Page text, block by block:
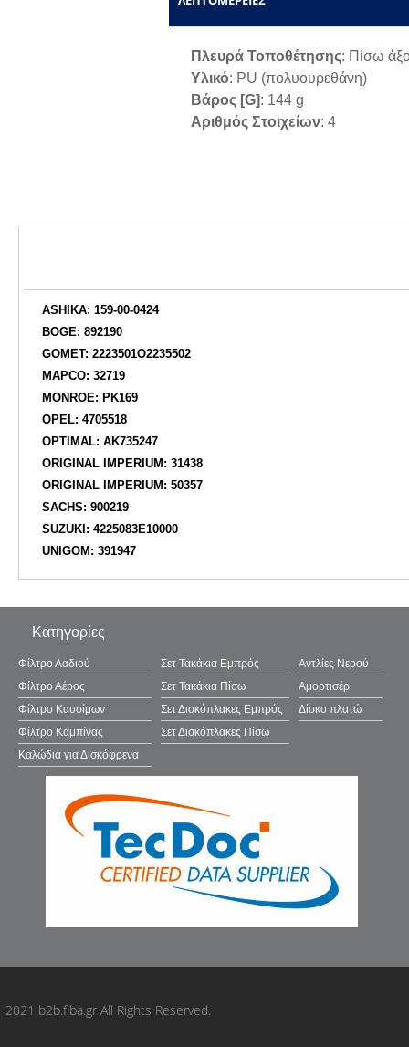
Πλευρά Τοποθέτησης: Πίσω
Υλικό: PU (πολυουρεθάνη)
Βάρος [g]: 144 g
Αριθμός Στοιχείων: 4
ASHIKA: 159-00-0424
BOGE: 892190
GOMET: 2223501O2235502
MAPCO: 32719
MONROE: PK169
OPEL: 4705518
OPTIMAL: AK735247
ORIGINAL IMPERIUM: 31438
ORIGINAL IMPERIUM: 50357
SACHS: 900219
SUZUKI: 4225083E10000
UNIGOM: 391947
Κατηγορίες
Φίλτρο Λαδιού Σετ Τακάκια Εμπρός
Αντλίες Νερού
Φίλτρο Αέρος
Σετ Τακάκια Πίσω
Αμορτισέρ
Φίλτρο Καυσίμων
Σετ Δισκόπλακες Εμπρός
Δίσκο πλατώ
Φίλτρο Καμπίνας
Σετ Δισκόπλακες Πίσω
Καλώδια για Δισκόφρενα
2021 b2b.fiba.gr All Rights Reserved.